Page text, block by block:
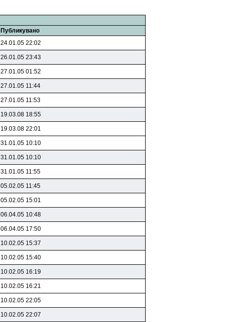
Публикувано
24.01.05 22:02
26.01.05 23:43
27.01.05 01:52
27.01.05 11:44
27.01.05 11:53
19.03.08 18:55
19.03.08 22:01
31.01.05 10:10
31.01.05 10:10
31.01.05 11:55
05.02.05 11:45
05.02.05 15:01
06.04.05 10:48
06.04.05 17:50
10.02.05 15:37
10.02.05 15:40
10.02.05 16:19
10.02.05 16:21
10.02.05 22:05
10.02.05 22:07